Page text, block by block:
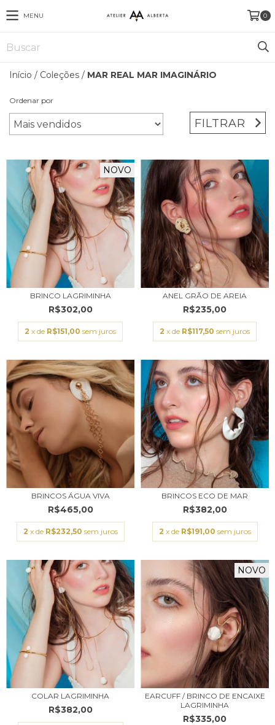
MENU 0
Início / Coleções / MAR REAL MAR IMAGINÁRIO
Ordenar por
FILTRAR
NOVO
BRINCO LAGRIMINHA
R$302,00
2 x de R$151,00 sem juros
ANEL GRÃO DE AREIA
R$235,00
2 x de R$117,50 sem juros
BRINCOS ÁGUA VIVA
R$465,00
2 x de R$232,50 sem juros
BRINCOS ECO DE MAR
R$382,00
2 x de R$191,00 sem juros
COLAR LAGRIMINHA
R$382,00
NOVO
EARCUFF / BRINCO DE ENCAIXE
LAGRIMINHA
R$335,00